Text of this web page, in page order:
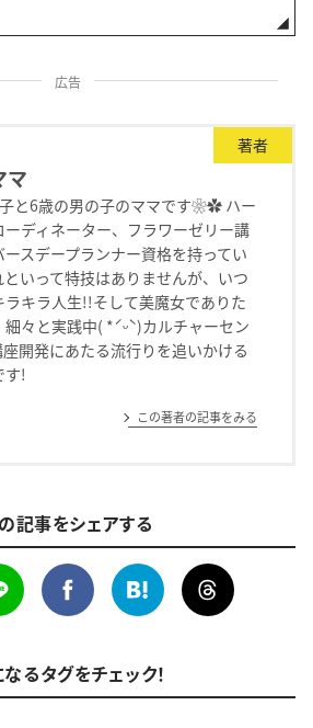
広告
著者
マ
と6歳の男の子のママです❀✿ ハー
ーディネーター、フラワーゼリー講
ースデープランナー資格を持ってい
といって特技はありませんが、いつ
ラキラ人生!!そして美魔女でありた
細々と実践中( *ˊᵕˋ)カルチャーセン
座開発にあたる流行りを追いかける
す!
この著者の記事をみる
記事をシェアする
るタグをチェック！